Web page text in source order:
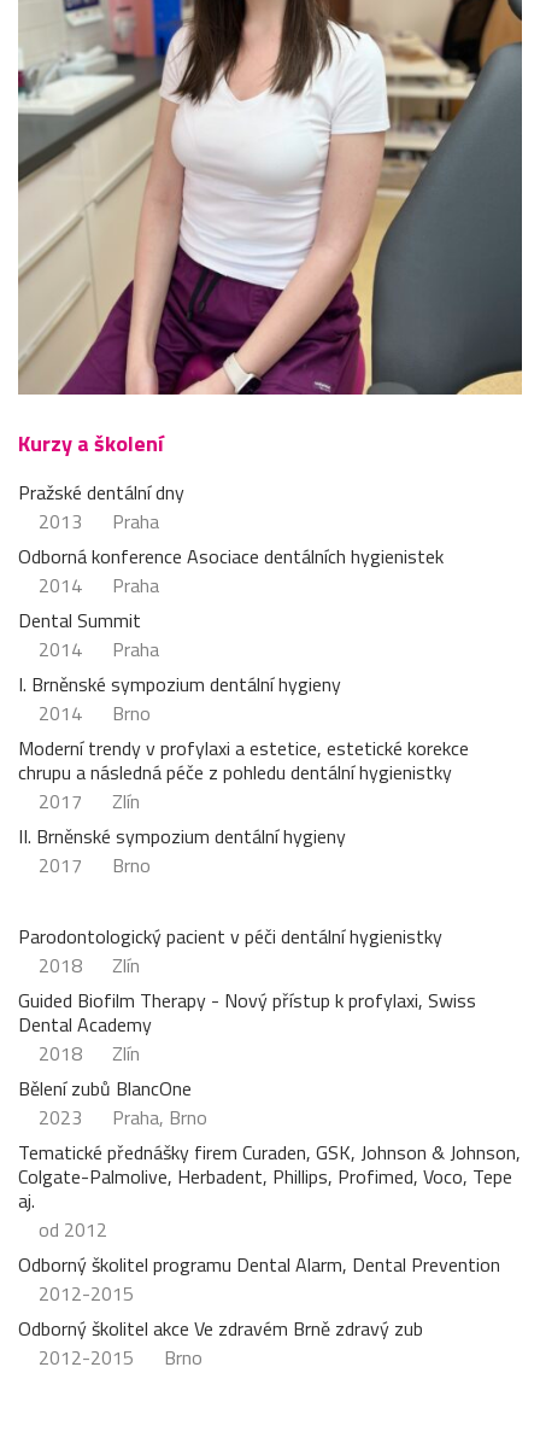
Kurzy a školení
Pražské dentální dny
2013
Praha
Odborná konference Asociace dentálních hygienistek
2014
Praha
Dental Summit
2014
Praha
I. Brněnské sympozium dentální hygieny
2014
Brno
Moderní trendy v profylaxi a estetice, estetické korekce
chrupu a následná péče z pohledu dentální hygienistky
2017
Zlín
II. Brněnské sympozium dentální hygieny
2017
Brno
Parodontologický pacient v péči dentální hygienistky
2018
Zlín
Guided Biofilm Therapy - Nový přístup k profylaxi, Swiss
Dental Academy
2018
Zlín
Bělení zubů BlancOne
2023
Praha, Brno
Tematické přednášky firem Curaden, GSK, Johnson & Johnson,
Colgate-Palmolive, Herbadent, Phillips, Profimed, Voco, Tepe
aj.
od 2012
Odborný školitel programu Dental Alarm, Dental Prevention
2012-2015
Odborný školitel akce Ve zdravém Brně zdravý zub
2012-2015
Brno